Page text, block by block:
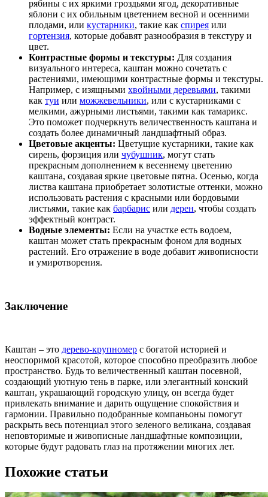
рябины с их яркими гроздьями ягод, декоративные
яблони с их обильным цветением весной и осенними
плодами, или кустарники, такие как спирея или
гортензия, которые добавят разнообразия в текстуру и
цвет.
Контрастные формы и текстуры: Для создания
визуального интереса, каштан можно сочетать с
растениями, имеющими контрастные формы и текстуры.
Например, с изящными хвойными деревьями, такими
как туи или можжевельники, или с кустарниками с
мелкими, ажурными листьями, такими как тамарикс.
Это поможет подчеркнуть величественность каштана и
создать более динамичный ландшафтный образ.
Цветовые акценты: Цветущие кустарники, такие как
сирень, форзиция или чубушник, могут стать
прекрасным дополнением к весеннему цветению
каштана, создавая яркие цветовые пятна. Осенью, когда
листва каштана приобретает золотистые оттенки, можно
использовать растения с красными или бордовыми
листьями, такие как барбарис или дерен, чтобы создать
эффектный контраст.
Водные элементы: Если на участке есть водоем,
каштан может стать прекрасным фоном для водных
растений. Его отражение в воде добавит живописности
и умиротворения.
Заключение
Каштан – это дерево-крупномер с богатой историей и
неоспоримой красотой, которое способно преобразить любое
пространство. Будь то величественный каштан посевной,
создающий уютную тень в парке, или элегантный конский
каштан, украшающий городскую улицу, он всегда будет
привлекать внимание и дарить ощущение спокойствия и
гармонии. Правильно подобранные компаньоны помогут
раскрыть весь потенциал этого зеленого великана, создавая
неповторимые и живописные ландшафтные композиции,
которые будут радовать глаз на протяжении многих лет.
Похожие статьи